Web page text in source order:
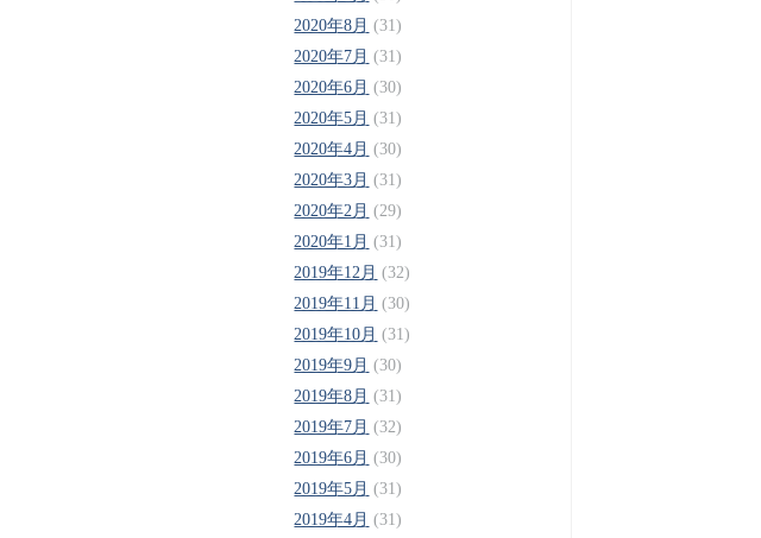
2020年8月 (31)
2020年7月 (31)
2020年6月 (30)
2020年5月 (31)
2020年4月 (30)
2020年3月 (31)
2020年2月 (29)
2020年1月 (31)
2019年12月 (32)
2019年11月 (30)
2019年10月 (31)
2019年9月 (30)
2019年8月 (31)
2019年7月 (32)
2019年6月 (30)
2019年5月 (31)
2019年4月 (31)